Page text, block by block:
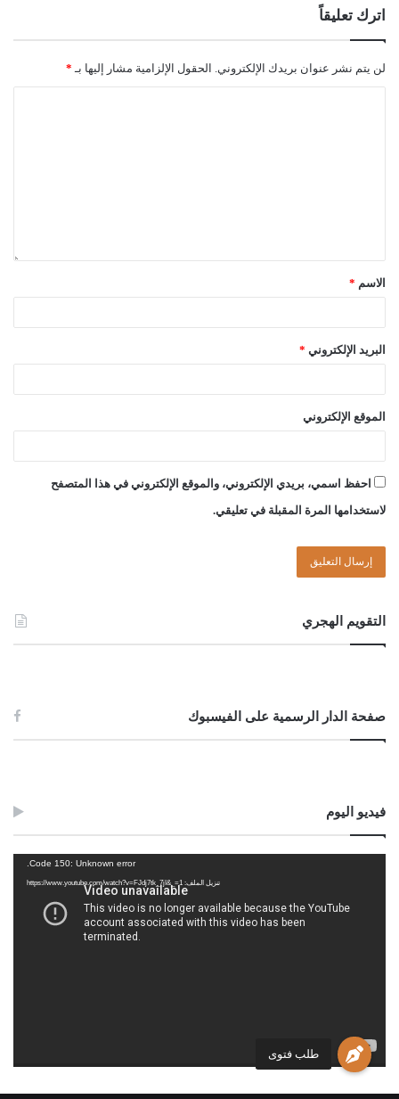
طلب فتوى
اترك تعليقاً
لن يتم نشر عنوان بريدك الإلكتروني. الحقول الإلزامية مشار إليها بـ *
الاسم *
البريد الإلكتروني *
الموقع الإلكتروني
احفظ اسمي، بريدي الإلكتروني، والموقع الإلكتروني في هذا المتصفح
لاستخدامها المرة المقبلة في تعليقي.
التقويم الهجري
صفحة الدار الرسمية على الفيسبوك
فيديو اليوم
Code 150: Unknown error.
تنزيل الملف: https://www.youtube.com/watch?v=FJdj7tk_7jI&_=1